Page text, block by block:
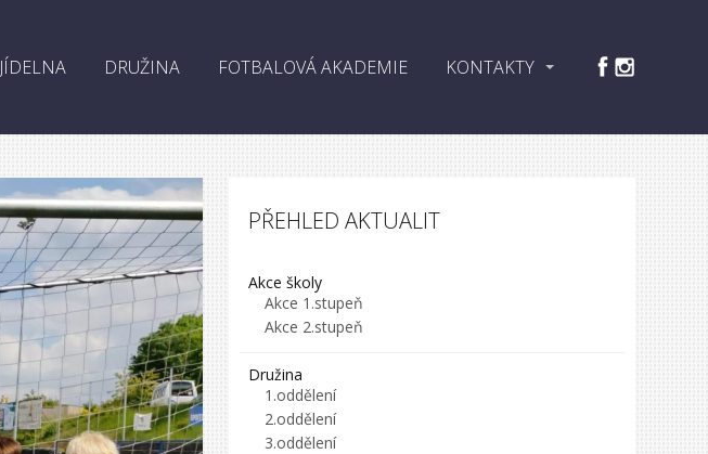
JÍDELNA DRUŽINA FOTBALOVÁ AKADEMIE KONTAKTY
PŘEHLED AKTUALIT
Akce školy
Akce 1.stupeň
Akce 2.stupeň
Družina
1.oddělení
2.oddělení
3.oddělení